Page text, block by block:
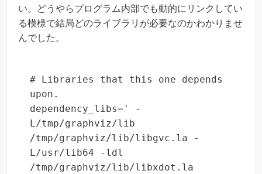
い。どうやらプログラム内部でも動的にリンクしてい
る模様で結局どのライブラリが必要なのかわかりませ
んでした。
# Libraries that this one depends
upon.
dependency_libs=' -
L/tmp/graphviz/lib
/tmp/graphviz/lib/libgvc.la -
L/usr/lib64 -ldl
/tmp/graphviz/lib/libxdot.la